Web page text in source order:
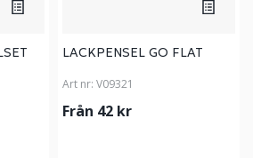
LACKPENSEL GO FLAT
Art nr: V09321
Från 42 kr